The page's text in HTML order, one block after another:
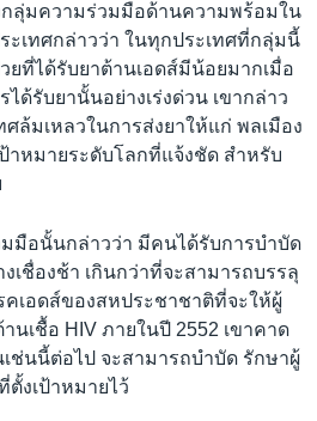
ลุ่มความร่วมมือด้านความพร้อมใน
ะเทศกล่าวว่า ในทุกประเทศที่กลุ่มนี้
ยที่ได้รับยาต้านเอดส์มีน้อยมากเมื่อ
ด้รับยานั้นอย่างเร่งด่วน เขากล่าว
ล้มเหลวในการส่งยาให้แก่ พลเมือง
าหมายระดับโลกที่แจ้งชัด สำหรับ
มือนั้นกล่าวว่า มีคนได้รับการบำบัด
เชื่องช้า เกินกว่าที่จะสามารถบรรลุ
คเอดส์ของสหประชาชาติที่จะให้ผู้
นเชื้อ HIV ภายในปี 2552 เขาคาด
ช่นนี้ต่อไป จะสามารถบำบัด รักษาผู้
ตั้งเป้าหมายไว้